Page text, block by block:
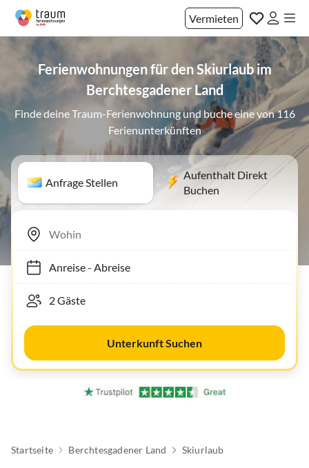
Vermieten
Ferienwohnungen für den Skiurlaub im
Berchtesgadener Land
Finde deine Traum-Ferienwohnung und buche eine von 116
Ferienunterkünften
Anfrage Stellen
Aufenthalt Direkt
Buchen
Anreise- Abreise
Unterkunft Suchen
Startseite Berchtesgadener Land Skiurlaub